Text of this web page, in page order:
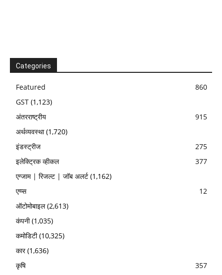
Categories
Featured
860
GST (1,123)
अंतरराष्ट्रीय
915
अर्थव्यवस्था(1,720)
इंडस्ट्रीज
275
इलेक्ट्रिक व्हीकल
377
एग्जाम | रिजल्ट | जॉब अलर्ट (1,162)
एप्प्स
12
ऑटोमोबाइल(2,613)
कंपनी(1,035)
कमोडिटी(10,325)
कार(1,636)
कृषि
357